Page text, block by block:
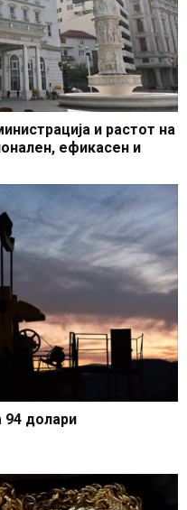
и растот на
ефикасен и
94 долари